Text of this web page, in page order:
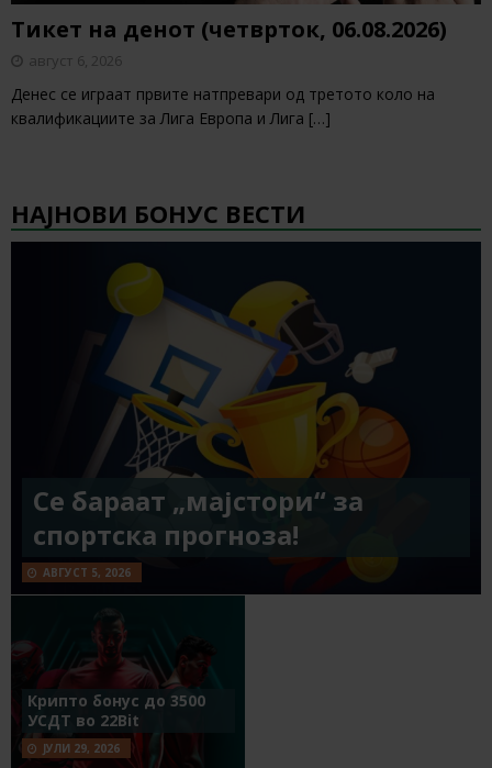
Тикет на денот (четврток, 06.08.2026)
август 6, 2026
Денес се играат првите натпревари од третото коло на
квалификациите за Лига Европа и Лига […]
НАЈНОВИ БОНУС ВЕСТИ
Се бараат „мајстори“ за
спортска прогноза!
АВГУСТ 5, 2026
Крипто бонус до 3500
УСДТ во 22Bit
ЈУЛИ 29, 2026